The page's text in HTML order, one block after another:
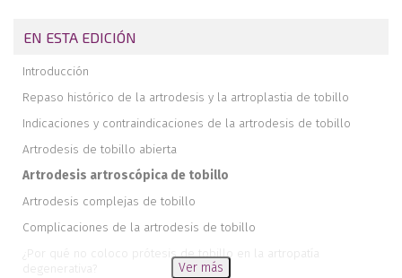
EN ESTA EDICIÓN
Introducción
Repaso histórico de la artrodesis y la artroplastia de tobillo
Indicaciones y contraindicaciones de la artrodesis de tobillo
Artrodesis de tobillo abierta
Artrodesis artroscópica de tobillo
Artrodesis complejas de tobillo
Complicaciones de la artrodesis de tobillo
¿Por qué no coloco prótesis de tobillo en la artropatía
degenerativa?
Ver más